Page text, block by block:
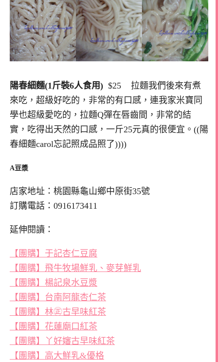
陽春細麵(1斤裝6人食用) $25 拉麵我們後來有煮
來吃，超級好吃的，非常的有口感，連我家米寶同
學也超級愛吃的，拉麵Q彈在唇齒間，非常的結
實，吃得出天然的口感，一斤25元真的很便宜。((陽
春細麵carol忘記照成品照了))))
A豆漿
店家地址：桃園縣龜山鄉中原街35號
訂購電話：0916173411
延伸閱讀：
【團購】于記杏仁豆腐
【團購】飛牛牧場鮮乳、麥芽鮮乳
【團購】楊記泉水豆漿
【團購】台南阿龍杏仁茶
【團購】林㊣古早味紅茶
【團購】花蓮廟口紅茶
【團購】丫好嬸古早味紅茶
【團購】高大鮮乳&優格